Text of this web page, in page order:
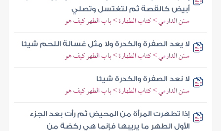
أبيض كالقصة ثم لتغتسل وتصلي
سنن الدارمي > كتاب الطهارة > باب الطهر كيف هو
لا يعد الصفرة والكدرة ولا مثل غسالة اللحم شيئا
سنن الدارمي > كتاب الطهارة > باب الطهر كيف هو
لا نعد الصفرة والكدرة شيئا
سنن الدارمي > كتاب الطهارة > باب الطهر كيف هو
إذا تطهرت المرأة من المحيض ثم رأت بعد الجزء
الأول الطهر ما يريبها فإنما هي ركضة من